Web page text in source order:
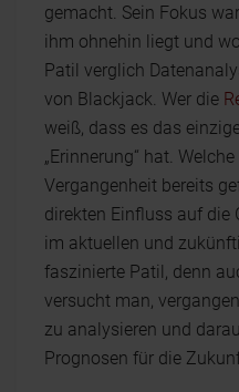
gemacht. Sein Fokus
ihm ohnehin liegt und
Patil verglich
von Blackjack. Wer die
weiß, dass es das
„Erinnerung“ hat.
Vergangenheit bereits
direkten Einfluss auf
im aktuellen und
faszinierte Patil, denn
versucht man,
zu analysieren und
Prognosen für die